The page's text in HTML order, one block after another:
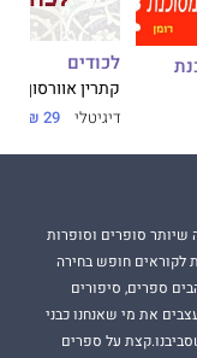
לכודים
קתרין אוורסון
דיגיטלי 29 ₪
סופרים וסופרות
לקוראים חופש בחירה
ספרים, סיפורים
את מי שאנחנו כבני
על ספרים